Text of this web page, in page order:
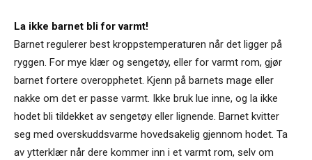
La ikke barnet bli for varmt!
Barnet regulerer best kroppstemperaturen når det ligger på
ryggen. For mye klær og sengetøy, eller for varmt rom, gjør
barnet fortere overopphetet. Kjenn på barnets mage eller
nakke om det er passe varmt. Ikke bruk lue inne, og la ikke
hodet bli tildekket av sengetøy eller lignende. Barnet kvitter
seg med overskuddsvarme hovedsakelig gjennom hodet. Ta
av ytterklær når dere kommer inn i et varmt rom, selv om